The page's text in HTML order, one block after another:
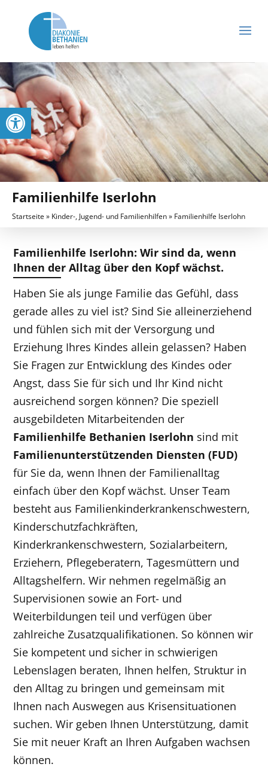
Werkzeugleiste öffnen
Familienhilfe Iserlohn
Startseite » Kinder-, Jugend- und Familienhilfen» Familienhilfe Iserlohn
Familienhilfe Iserlohn: Wir sind da, wenn
Ihnen der Alltag über den Kopf wächst.
Haben Sie als junge Familie das Gefühl, dass
gerade alles zu viel ist? Sind Sie alleinerziehend
und fühlen sich mit der Versorgung und
Erziehung Ihres Kindes allein gelassen? Haben
Sie Fragen zur Entwicklung des Kindes oder
Angst, dass Sie für sich und Ihr Kind nicht
ausreichend sorgen können? Die speziell
ausgebildeten Mitarbeitenden der
Familienhilfe Bethanien Iserlohn sind mit
Familienunterstützenden Diensten (FUD)
für Sie da, wenn Ihnen der Familienalltag
einfach über den Kopf wächst. Unser Team
besteht aus Familienkinderkrankenschwestern,
Kinderschutzfachkräften,
Kinderkrankenschwestern, Sozialarbeitern,
Erziehern, Pflegeberatern, Tagesmüttern und
Alltagshelfern. Wir nehmen regelmäßig an
Supervisionen sowie an Fort- und
Weiterbildungen teil und verfügen über
zahlreiche Zusatzqualifikationen. So können wir
Sie kompetent und sicher in schwierigen
Lebenslagen beraten, Ihnen helfen, Struktur in
den Alltag zu bringen und gemeinsam mit
Ihnen nach Auswegen aus Krisensituationen
suchen. Wir geben Ihnen Unterstützung, damit
Sie mit neuer Kraft an Ihren Aufgaben wachsen
können.